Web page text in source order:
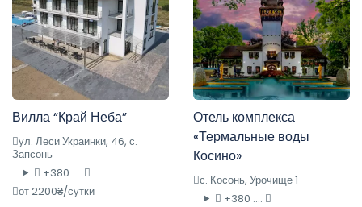
Вилла “Край Неба”
ул. Леси Украинки, 46, с.
Запсонь
+380 ....
от 2200₴/сутки
Отель комплекса
«Термальные воды
Косино»
с. Косонь, Урочище 1
+380 ....